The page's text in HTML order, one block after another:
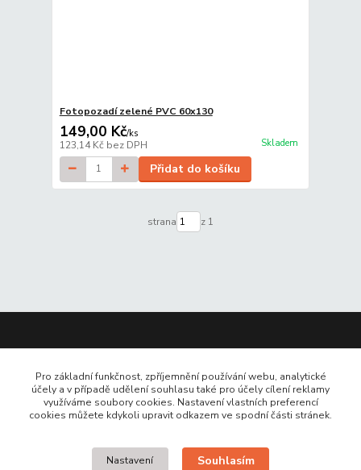
Fotopozadí zelené PVC 60x130
149,00 Kč/ks
123,14 Kč bez DPH Skladem
Přidat do košíku
strana z 1
+420 737377568
Pro základní funkčnost, zpříjemnění používání webu, analytické
účely a v případě udělení souhlasu také pro účely cílení reklamy
využíváme soubory cookies. Nastavení vlastních preferencí
cookies můžete kdykoli upravit odkazem ve spodní části stránek.
Nastavení Souhlasím